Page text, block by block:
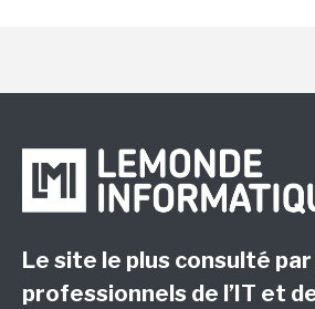
Le site le plus consulté par
professionnels de l’IT et